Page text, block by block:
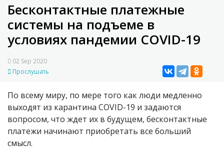
Бесконтактные платежные
системы на подъеме в
условиях пандемии COVID-19
02 Sep 2020
Прослушать
По всему миру, по мере того как люди медленно
выходят из карантина COVID-19 и задаются
вопросом, что ждет их в будущем, бесконтактные
платежи начинают приобретать все больший
смысл.